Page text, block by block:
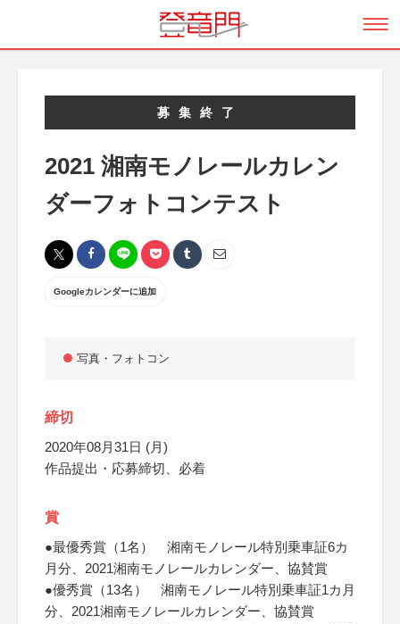
募集終了
2021 湘南モノレールカレン
ダーフォトコンテスト
Googleカレンダーに追加
写真・フォトコン
締切
2020年08月31日 (月)
作品提出・応募締切、必着
賞
●最優秀賞（1名） 湘南モノレール特別乗車証6カ
月分、2021湘南モノレールカレンダー、協賛賞
●優秀賞（13名） 湘南モノレール特別乗車証1カ月
分、2021湘南モノレールカレンダー、協賛賞